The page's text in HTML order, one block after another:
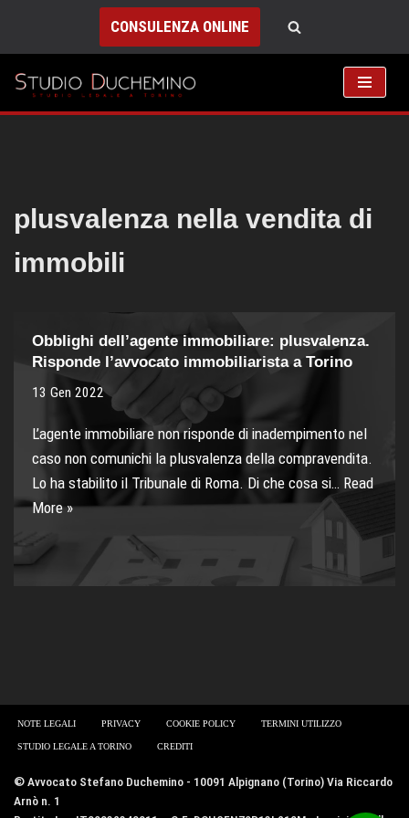
Vai
al
contenuto
CONSULENZA ONLINE
plusvalenza nella vendita di
immobili
Obblighi dell’agente immobiliare: plusvalenza.
Risponde l’avvocato immobiliarista a Torino
13 Gen 2022
L’agente immobiliare non risponde di inadempimento nel
caso non comunichi la plusvalenza della compravendita.
Lo ha stabilito il Tribunale di Roma. Di che cosa si… Read
More »
NOTE LEGALI PRIVACY COOKIE POLICY TERMINI UTILIZZO
STUDIO LEGALE A TORINO CREDITI
© Avvocato Stefano Duchemino - 10091 Alpignano (Torino) Via Riccardo
Arnò n. 1